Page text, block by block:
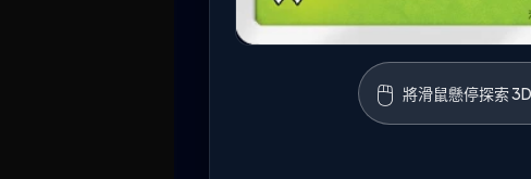
🖱️ 將滑鼠懸停探索